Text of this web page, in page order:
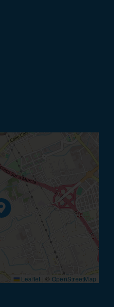
Leaflet | © OpenStreetMap